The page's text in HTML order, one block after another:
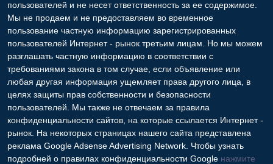
пользователей и не несет ответственность за ее содержимое.
Мы не продаем и не предоставляем во временное
пользование частную информацию зарегистрированных
пользователей Интернет - рынок третьим лицам. Но мы можем
разглашать частную информацию в соответствии с
требованиями закона в том случае, если объявление или
любая другая информация ущемляет права другого лица, в
целях защиты прав собственности и безопасности
пользователей. Мы также не отвечаем за правила
конфиденциальности сайтов, на которые ссылается Интернет -
рынок. На некоторых страницах нашего сайта представлена
реклама Google Adsense Advertising Network. Чтобы узнать
подробней о правилах конфиденциальности Google нажмите